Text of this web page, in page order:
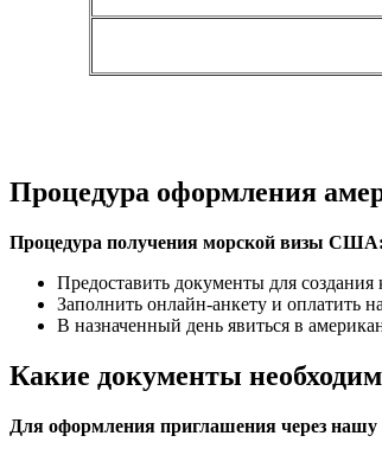
Процедура оформления
Процедура получения морской визы США:
Предоставить документы для создания
Заполнить онлайн-анкету и оплатить
В назначенный день явиться в
Какие документы
Для оформления приглашения через